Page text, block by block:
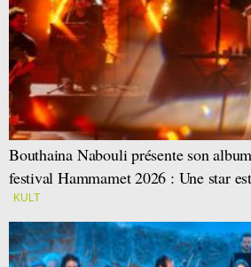
Bouthaina Nabouli présente son
festival Hammamet 2026 : Une star
KULT